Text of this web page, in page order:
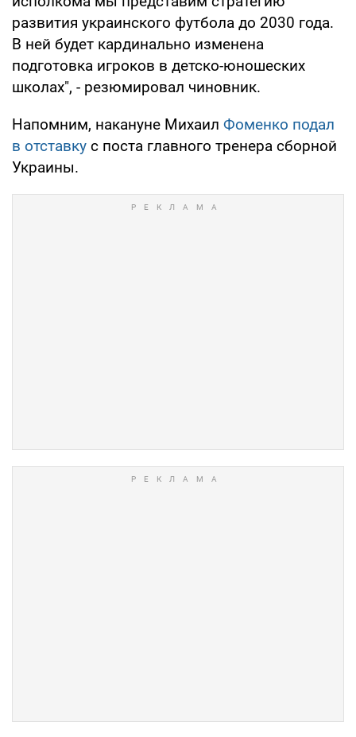
развития украинского футбола до 2030 года.
В ней будет кардинально изменена
подготовка игроков в детско-юношеских
школах", - резюмировал чиновник.
Напомним, накануне Михаил Фоменко подал
в отставку с поста главного тренера сборной
Украины.